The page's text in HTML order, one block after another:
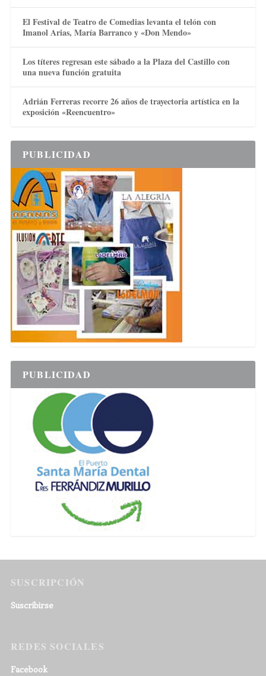
El Festival de Teatro de Comedias levanta el telón con
Imanol Arias, María Barranco y «Don Mendo»
Los títeres regresan este sábado a la Plaza del Castillo con
una nueva función gratuita
Adrián Ferreras recorre 26 años de trayectoria artística en la
exposición «Reencuentro»
PUBLICIDAD
PUBLICIDAD
SUSCRIPCIÓN
Suscribirse
REDES SOCIALES
Facebook